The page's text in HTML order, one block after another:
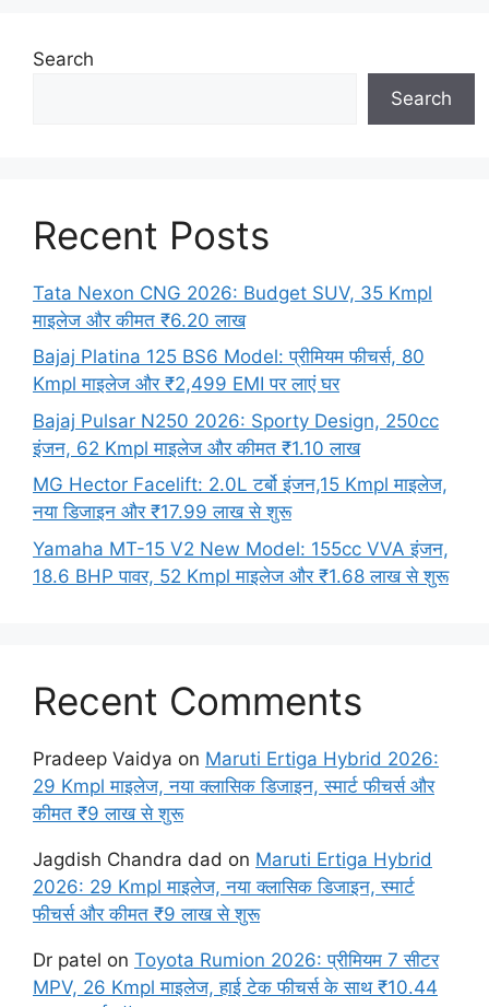
Search
Search
Recent Posts
Tata Nexon CNG 2026: Budget SUV, 35 Kmpl
माइलेज और कीमत ₹6.20 लाख
Bajaj Platina 125 BS6 Model: प्रीमियम फीचर्स, 80
Kmpl माइलेज और ₹2,499 EMI पर लाएं घर
Bajaj Pulsar N250 2026: Sporty Design, 250cc
इंजन, 62 Kmpl माइलेज और कीमत ₹1.10 लाख
MG Hector Facelift: 2.0L टर्बो इंजन,15 Kmpl माइलेज,
नया डिजाइन और ₹17.99 लाख से शुरू
Yamaha MT-15 V2 New Model: 155cc VVA इंजन,
18.6 BHP पावर, 52 Kmpl माइलेज और ₹1.68 लाख से शुरू
Recent Comments
Pradeep Vaidya on Maruti Ertiga Hybrid 2026:
29 Kmpl माइलेज, नया क्लासिक डिजाइन, स्मार्ट फीचर्स और
कीमत ₹9 लाख से शुरू
Jagdish Chandra dad on Maruti Ertiga Hybrid
2026: 29 Kmpl माइलेज, नया क्लासिक डिजाइन, स्मार्ट
फीचर्स और कीमत ₹9 लाख से शुरू
Dr patel on Toyota Rumion 2026: प्रीमियम 7 सीटर
MPV, 26 Kmpl माइलेज, हाई टेक फीचर्स के साथ ₹10.44